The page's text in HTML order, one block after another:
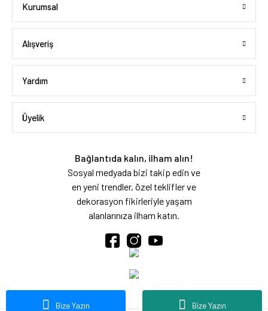
Bize Yazın
Bize Yazın
Kurumsal
Alışveriş
Yardım
Üyelik
Bağlantıda kalın, ilham alın!
Sosyal medyada bizi takip edin ve
en yeni trendler, özel teklifler ve
dekorasyon fikirleriyle yaşam
alanlarınıza ilham katın.